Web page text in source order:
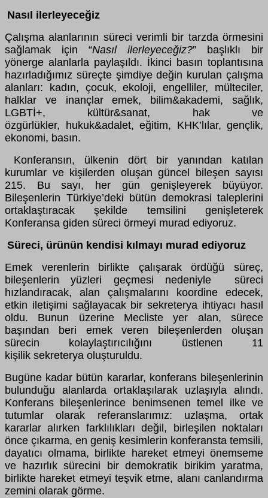
Nasıl ilerleyeceğiz
Çalışma alanlarının süreci verimli bir tarzda örmesini
sağlamak için “Nasıl ilerleyeceğiz?” başlıklı bir
yönerge alanlarla paylaşıldı. İkinci basın toplantısına
hazırladığımız süreçte şimdiye değin kurulan çalışma
alanları: kadın, çocuk, ekoloji, engelliler, mülteciler,
halklar ve inançlar emek, bilim&akademi, sağlık,
LGBTİ+, kültür&sanat, hak ve
özgürlükler, hukuk&adalet, eğitim, KHK’lılar, gençlik,
ekonomi, basın.
Konferansın, ülkenin dört bir yanından katılan
kurumlar ve kişilerden oluşan güncel bileşen sayısı
215. Bu sayı, her gün genişleyerek büyüyor.
Bileşenlerin Türkiye’deki bütün demokrasi taleplerini
ortaklaştıracak şekilde temsilini genişleterek
Konferansa giden süreci örmeyi murad ediyoruz.
Süreci, ürünün kendisi kılmayı murad ediyoruz
Emek verenlerin birlikte çalışarak ördüğü süreç,
bileşenlerin yüzleri geçmesi nedeniyle süreci
hızlandıracak, alan çalışmalarını koordine edecek,
etkin iletişimi sağlayacak bir sekreterya ihtiyacı hasıl
oldu. Bunun üzerine Mecliste yer alan, sürece
başından beri emek veren bileşenlerden oluşan
sürecin kolaylaştırıcılığını üstlenen 11
kişilik sekreterya oluşturuldu.
Bugüne kadar bütün kararlar, konferans bileşenlerinin
bulunduğu alanlarda ortaklaşılarak uzlaşıyla alındı.
Konferans bileşenlerince benimsenen temel ilke ve
tutumlar olarak referanslarımız: uzlaşma, ortak
kararlar alırken farklılıkları değil, birleşilen noktaları
önce çıkarma, en geniş kesimlerin konferansta temsili,
dayatıcı olmama, birlikte hareket etmeyi önemseme
ve hazırlık sürecini bir demokratik birikim yaratma,
birlikte hareket etmeyi teşvik etme, alanı canlandırma
zemini olarak görme.